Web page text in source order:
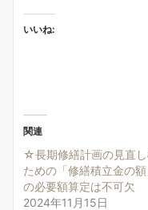
いいね:
関連
☆長期修繕計画の見直
ための「修繕積立金の額
の必要額算定は不可欠
2024年11月15日